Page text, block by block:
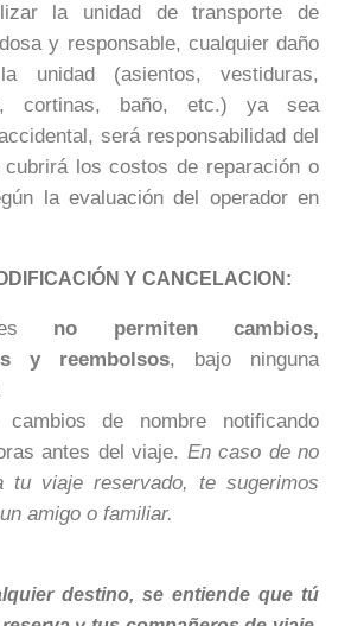
la unidad de transporte de
y responsable, cualquier daño
unidad (asientos, vestiduras,
cortinas, baño, etc.) ya sea
será responsabilidad del
los costos de reparación o
la evaluación del operador en
Y CANCELACION :
no permiten cambios,
y reembolsos, bajo ninguna
cambios de nombre notificando
antes del viaje. En caso de no
tu viaje reservado, te sugerimos
amigo o familiar.
destino, se entiende que tú